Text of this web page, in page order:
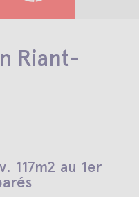
Riant-
117m2 au 1er